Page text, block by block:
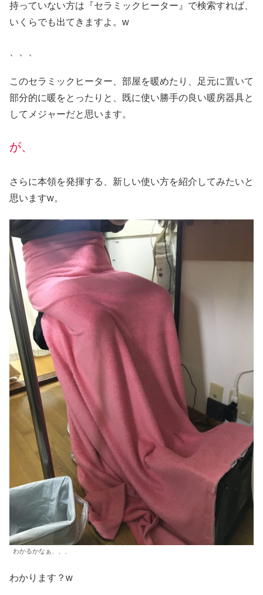
持っていない方は『セラミックヒーター』で検索すれば、
いくらでも出てきますよ。w
このセラミックヒーター、部屋を暖めたり、足元に置いて
部分的に暖をとったりと、既に使い勝手の良い暖房器具と
してメジャーだと思います。
が、
さらに本領を発揮する、新しい使い方を紹介してみたいと
思いますw。
わかるかなぁ、、、
わかります？w